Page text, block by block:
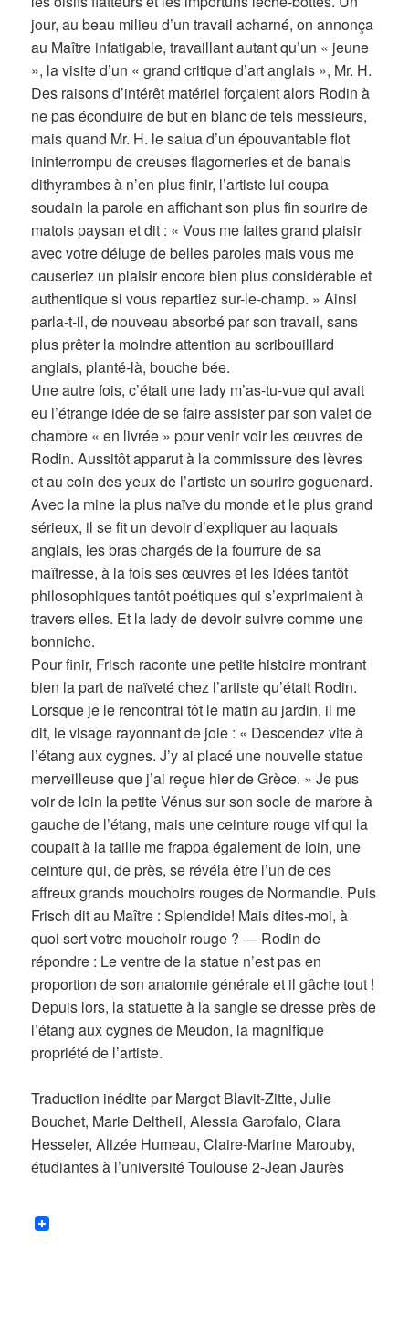
jour, au beau milieu d’un travail acharné, on annonça
au Maître infatigable, travaillant autant qu’un « jeune
», la visite d’un « grand critique d’art anglais », Mr. H.
Des raisons d’intérêt matériel forçaient alors Rodin à
ne pas éconduire de but en blanc de tels messieurs,
mais quand Mr. H. le salua d’un épouvantable flot
ininterrompu de creuses flagorneries et de banals
dithyrambes à n’en plus finir, l’artiste lui coupa
soudain la parole en affichant son plus fin sourire de
matois paysan et dit : « Vous me faites grand plaisir
avec votre déluge de belles paroles mais vous me
causeriez un plaisir encore bien plus considérable et
authentique si vous repartiez sur-le-champ. » Ainsi
parla-t-il, de nouveau absorbé par son travail, sans
plus prêter la moindre attention au scribouillard
anglais, planté-là, bouche bée.
Une autre fois, c’était une lady m’as-tu-vue qui avait
eu l’étrange idée de se faire assister par son valet de
chambre « en livrée » pour venir voir les œuvres de
Rodin. Aussitôt apparut à la commissure des lèvres
et au coin des yeux de l’artiste un sourire goguenard.
Avec la mine la plus naïve du monde et le plus grand
sérieux, il se fit un devoir d’expliquer au laquais
anglais, les bras chargés de la fourrure de sa
maîtresse, à la fois ses œuvres et les idées tantôt
philosophiques tantôt poétiques qui s’exprimaient à
travers elles. Et la lady de devoir suivre comme une
bonniche.
Pour finir, Frisch raconte une petite histoire montrant
bien la part de naïveté chez l’artiste qu’était Rodin.
Lorsque je le rencontrai tôt le matin au jardin, il me
dit, le visage rayonnant de joie : « Descendez vite à
l’étang aux cygnes. J’y ai placé une nouvelle statue
merveilleuse que j’ai reçue hier de Grèce. » Je pus
voir de loin la petite Vénus sur son socle de marbre à
gauche de l’étang, mais une ceinture rouge vif qui la
coupait à la taille me frappa également de loin, une
ceinture qui, de près, se révéla être l’un de ces
affreux grands mouchoirs rouges de Normandie. Puis
Frisch dit au Maître : Splendide! Mais dites-moi, à
quoi sert votre mouchoir rouge ? — Rodin de
répondre : Le ventre de la statue n’est pas en
proportion de son anatomie générale et il gâche tout !
Depuis lors, la statuette à la sangle se dresse près de
l’étang aux cygnes de Meudon, la magnifique
propriété de l’artiste.
Traduction inédite par Margot Blavit-Zitte, Julie
Bouchet, Marie Deltheil, Alessia Garofalo, Clara
Hesseler, Alizée Humeau, Claire-Marine Marouby,
étudiantes à l’université Toulouse 2-Jean Jaurès